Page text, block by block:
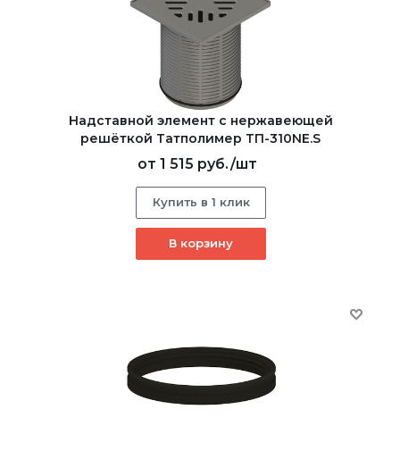
Надставной элемент с нержавеющей
решёткой Татполимер ТП-310NE.S
от 1 515 руб./шт
Купить в 1 клик
В корзину